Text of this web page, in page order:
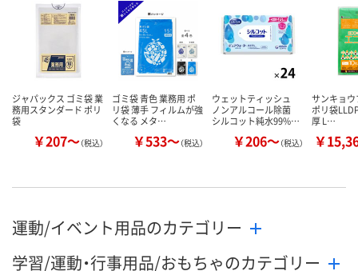
カゴへ カゴへ カ
ジャパックス ゴミ袋 業
務用スタンダード ポリ
袋
￥207～（税込）
ゴミ袋 青色 業務用 ポ
リ袋 薄手 フィルムが強
くなる メタ…
￥533～（税込）
ウェットティッシュ
ノンアルコール除菌
シルコット純水99%…
￥206～（税込）
サンキョ
ポリ袋
厚 L…
￥
運動/イベント用品のカテゴリー
学習/運動・行事用品/おもちゃのカテゴリー